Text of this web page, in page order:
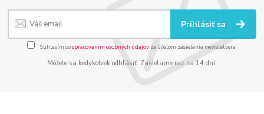
Prihlásiť sa
Súhlasím sospracovaním osobných údajov za účelom zasielania newslettera.
Môžete sa kedykoľvek odhlásiť. Zasielame raz za 14 dní.